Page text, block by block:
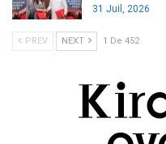
31 Juil, 2026
PREV NEXT 1 De 452